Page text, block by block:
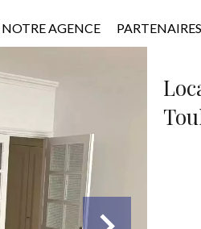
NOTRE AGENCE PARTENAIRES